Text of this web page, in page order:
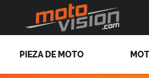
PIEZA DE MOTO